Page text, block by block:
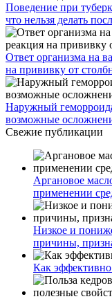
Поведение при
что нельзя делать
Ответ организма на
на прививку от
Наружный
возможные
Свежие публикации
Аргановое
применении
Низкое и
причины,
Как эффективно